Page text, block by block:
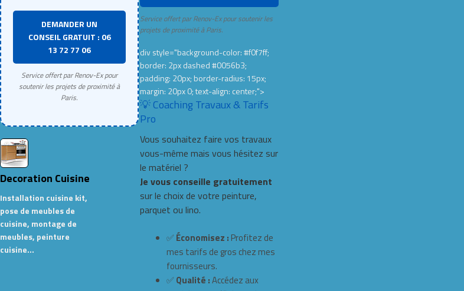
Service offert par Renov-Ex pour soutenir les
projets de proximité à Paris.
div style="background-color: #f0f7ff;
border: 2px dashed #0056b3;
padding: 20px; border-radius: 15px;
margin: 20px 0; text-align: center;">
💡 Coaching Travaux & Tarifs
Pro
Vous souhaitez faire vos travaux
vous-même mais vous hésitez sur
le matériel ?
Je vous conseille gratuitement
sur le choix de votre peinture,
parquet ou lino.
✅ Économisez : Profitez de
mes tarifs de gros chez mes
fournisseurs.
✅ Qualité :Accédez aux
DEMANDER UN
CONSEIL GRATUIT : 06
13 72 77 06
Service offert par Renov-Ex pour
soutenir les projets de proximité à
Paris.
Decoration Cuisine
Installation cuisine kit,
pose de meubles de
cuisine, montage de
meubles, peinture
cuisine…